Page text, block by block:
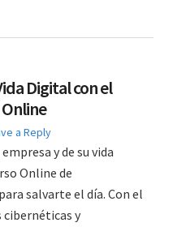
Digital con el
a Reply
y de su vida
Online de
salvarte el día. Con el
cibernéticas y